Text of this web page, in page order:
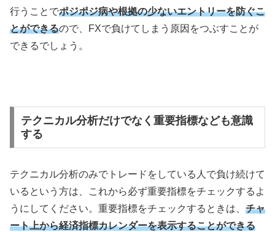
行うことでポジポジ病や根拠の少ないエントリーを防ぐこ
とができるので、 FXで負けてしまう原因をつぶすことが
できるでしょう。
テクニカル分析だけでなく重要指標なども意識
する
テクニカル分析のみでトレードをしている人で負け続けて
いるという方は、これから必ず重要指標をチェックするよ
うにしてください。重要指標をチェックするときは、 チャ
ート上から経済指標カレンダーを表示することができる